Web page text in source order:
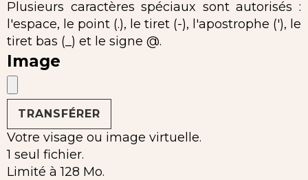
Plusieurs caractères spéciaux sont autorisés :
l'espace, le point (.), le tiret (-), l'apostrophe ('), le
tiret bas (_) et le signe @.
Image
Votre visage ou image virtuelle.
1 seul fichier.
Limité à 128 Mo.